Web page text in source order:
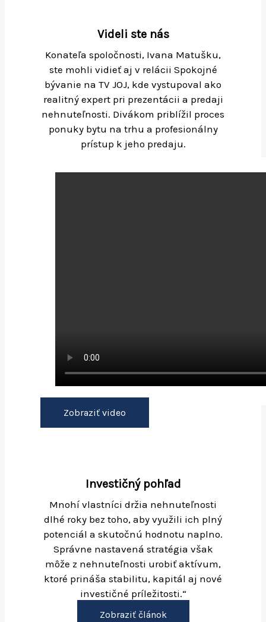
Videli ste nás
Konateľa spoločnosti, Ivana Matušku,
ste mohli vidieť aj v relácii Spokojné
bývanie na TV JOJ, kde vystupoval ako
realitný expert pri prezentácii a predaji
nehnuteľnosti. Divákom priblížil proces
ponuky bytu na trhu a profesionálny
prístup k jeho predaju.
Zobraziť video
Investičný pohľad
Mnohí vlastníci držia nehnuteľnosti
dlhé roky bez toho, aby využili ich plný
potenciál a skutočnú hodnotu naplno.
Správne nastavená stratégia však
môže z nehnuteľnosti urobiť aktívum,
ktoré prináša stabilitu, kapitál aj nové
investičné príležitosti.“
Zobraziť článok